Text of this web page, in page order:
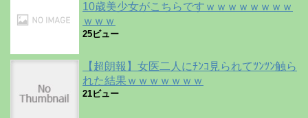
10歳美少女がこちらですｗｗｗｗｗｗｗｗ
ｗｗｗ
25ビュー
【超朗報】女医二人にﾁﾝｺ見られてﾂﾝﾂﾝ触ら
れた結果ｗｗｗｗｗｗｗ
21ビュー